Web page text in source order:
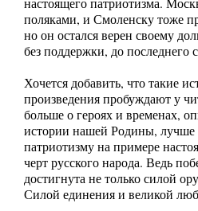
настоящего патриотизма.
поляками, и Смоленску тоже
но он остался верен своему
без поддержки, до последнего
Хочется добавить, что такие
произведения пробуждают у
больше о героях и временах,
истории нашей Родины, лучше
патриотизму на примере
черт русского народа. Ведь
достигнута не только силой
Силой единения и великой